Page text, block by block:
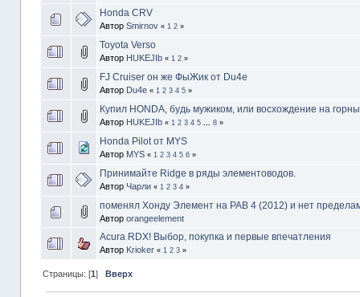
Honda CRV
Автор Smirnov « 1 2»
Toyota Verso
Автор HUKEJIb « 1 2»
FJ Cruiser он же ФыЖик от Du4e
Автор Du4e « 1 2 3 4 5»
Купил HONDA, будь мужиком, или восхождение на
Автор HUKEJIb « 1 2 3 4 5 ... 8»
Honda Pilot от MYS
Автор MYS « 1 2 3 4 5 6»
Принимайте Ridge в ряды элементоводов.
Автор Чарли « 1 2 3 4»
поменял Хонду Элемент на РАВ 4 (2012) и нет
Автор orangeelement
Acura RDX! Выбор, покупка и первые впечатления
Автор Krioker « 1 2 3»
Страницы: [1] Вверх